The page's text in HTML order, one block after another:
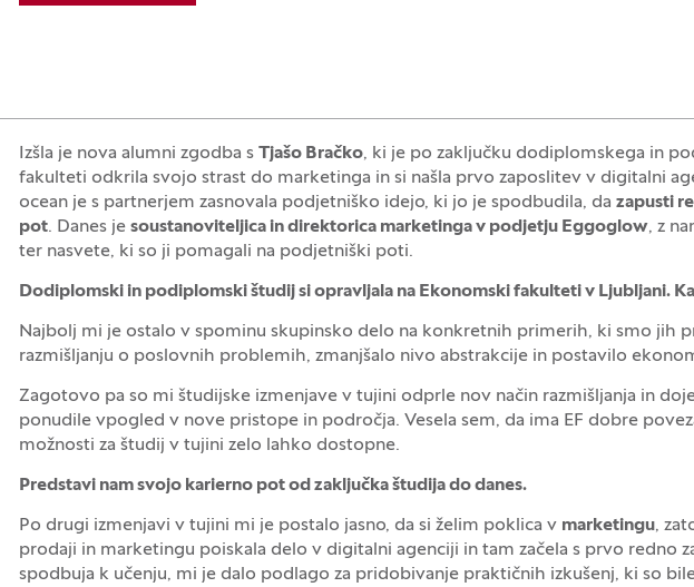
Izšla je nova alumni zgodba s Tjašo Bračko, ki je po zaključku dodiplomskega in
fakulteti odkrila svojo strast do marketinga in si našla prvo zaposlitev v digitalni
ocean je s partnerjem zasnovala podjetniško idejo, ki jo je spodbudila, da zapusti
pot. Danes je soustanoviteljica in direktorica marketinga v podjetju Eggoglow, z
ter nasvete, ki so ji pomagali na podjetniški poti.
Dodiplomski in podiplomski študij si opravljala na Ekonomski fakulteti v Ljubljani.
Najbolj mi je ostalo v spominu skupinsko delo na konkretnih primerih, ki smo jih
razmišljanju o poslovnih problemih, zmanjšalo nivo abstrakcije in postavilo
Zagotovo pa so mi študijske izmenjave v tujini odprle nov način razmišljanja in
ponudile vpogled v nove pristope in področja. Vesela sem, da ima EF dobre
možnosti za študij v tujini zelo lahko dostopne.
Predstavi nam svojo karierno pot od zaključka študija do danes.
Po drugi izmenjavi v tujini mi je postalo jasno, da si želim poklica v marketingu,
prodaji in marketingu poiskala delo v digitalni agenciji in tam začela s prvo redno
spodbuja k učenju, mi je dalo podlago za pridobivanje praktičnih izkušenj, ki so